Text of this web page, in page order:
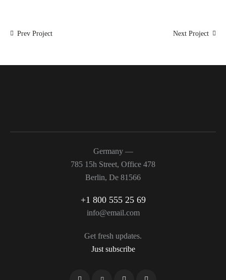
Prev Project Next Project
Germany —
785 15h Street, Office 478
Berlin, De 81566
+1 800 555 25 69
info@email.com
Get fresh updates.
Just subscribe